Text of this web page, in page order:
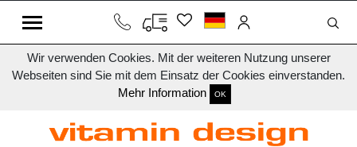
Wir verwenden Cookies. Mit der weiteren Nutzung unserer
Webseiten sind Sie mit dem Einsatz der Cookies einverstanden.
Mehr Information
OK